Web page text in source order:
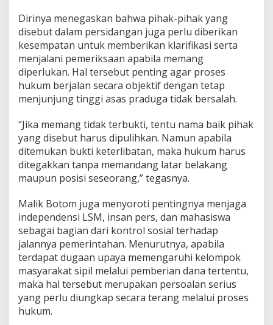
Dirinya menegaskan bahwa pihak-pihak yang
disebut dalam persidangan juga perlu diberikan
kesempatan untuk memberikan klarifikasi serta
menjalani pemeriksaan apabila memang
diperlukan. Hal tersebut penting agar proses
hukum berjalan secara objektif dengan tetap
menjunjung tinggi asas praduga tidak bersalah.
“Jika memang tidak terbukti, tentu nama baik pihak
yang disebut harus dipulihkan. Namun apabila
ditemukan bukti keterlibatan, maka hukum harus
ditegakkan tanpa memandang latar belakang
maupun posisi seseorang,” tegasnya.
Malik Botom juga menyoroti pentingnya menjaga
independensi LSM, insan pers, dan mahasiswa
sebagai bagian dari kontrol sosial terhadap
jalannya pemerintahan. Menurutnya, apabila
terdapat dugaan upaya memengaruhi kelompok
masyarakat sipil melalui pemberian dana tertentu,
maka hal tersebut merupakan persoalan serius
yang perlu diungkap secara terang melalui proses
hukum.